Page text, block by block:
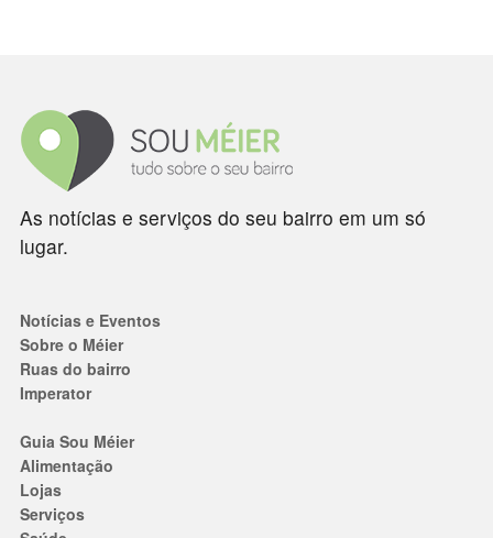
As notícias e serviços do seu bairro em um só
lugar.
Notícias e Eventos
Sobre o Méier
Ruas do bairro
Imperator
Guia Sou Méier
Alimentação
Lojas
Serviços